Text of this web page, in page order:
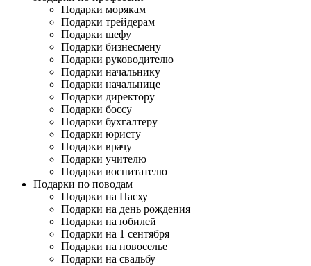
Подарки морякам
Подарки трейдерам
Подарки шефу
Подарки бизнесмену
Подарки руководителю
Подарки начальнику
Подарки начальнице
Подарки директору
Подарки боссу
Подарки бухгалтеру
Подарки юристу
Подарки врачу
Подарки учителю
Подарки воспитателю
Подарки по поводам
Подарки на Пасху
Подарки на день рождения
Подарки на юбилей
Подарки на 1 сентября
Подарки на новоселье
Подарки на свадьбу